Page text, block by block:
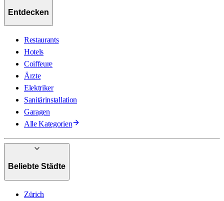
Entdecken
Restaurants
Hotels
Coiffeure
Ärzte
Elektriker
Sanitärinstallation
Garagen
Alle Kategorien
Beliebte Städte
Zürich